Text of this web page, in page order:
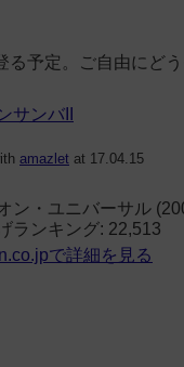
予定。ご自由にどう
サンバII
amazlet at 17.04.15
ン・ユニバーサル
ランキング: 22,513
で詳細を見る